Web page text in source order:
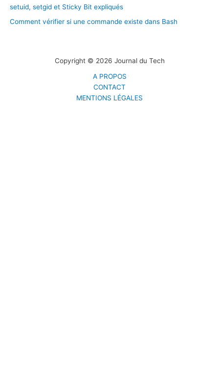
setuid, setgid et Sticky Bit expliqués
Comment vérifier si une commande existe dans Bash
Copyright © 2026 Journal du Tech
A PROPOS
CONTACT
MENTIONS LÉGALES